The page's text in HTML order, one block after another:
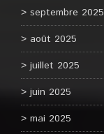
septembre 2025
août 2025
juillet 2025
juin 2025
mai 2025